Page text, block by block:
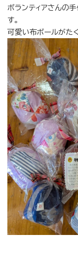
ボランティアさんの
す。
可愛い布ボールがた